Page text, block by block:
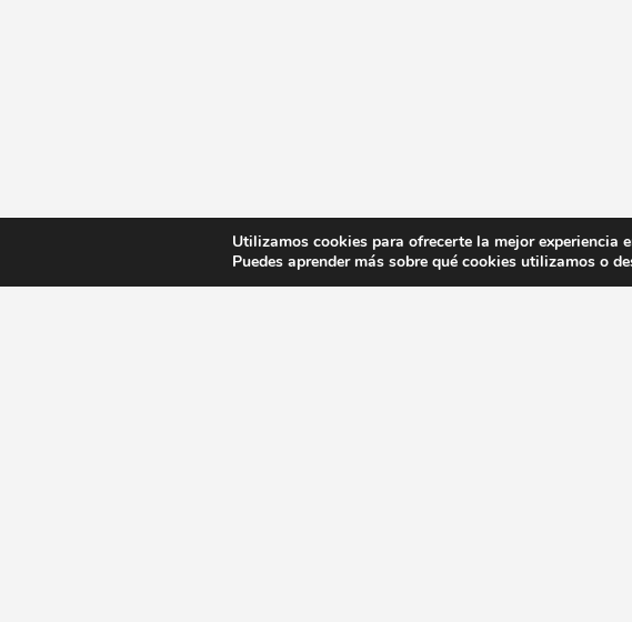
Utilizamos cookies para ofrecerte la mejor experiencia
Puedes aprender más sobre qué cookies utilizamos o